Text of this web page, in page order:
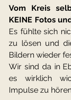
Vom Kreis
KEINE Fotos
Es fühlte sich
zu lösen und
Bildern wieder
Wir sind da in
es wirklich
Impulse zu